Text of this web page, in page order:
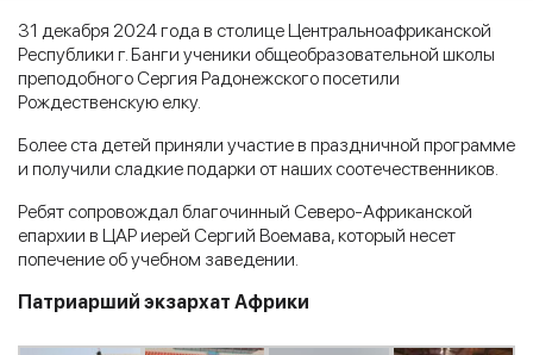
31 декабря 2024 года в столице Центральноафриканской
Республики г. Банги ученики общеобразовательной школы
преподобного Сергия Радонежского посетили
Рождественскую елку.
Более ста детей приняли участие в праздничной программе
и получили сладкие подарки от наших соотечественников.
Ребят сопровождал благочинный Северо-Африканской
епархии в ЦАР иерей Сергий Воемава, который несет
попечение об учебном заведении.
Патриарший экзархат Африки